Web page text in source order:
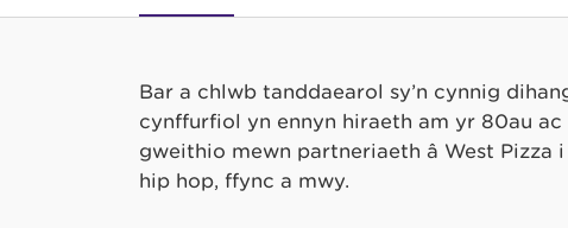
Bar a chlwb tanddaearol sy’n cynnig
cynffurfiol yn ennyn hiraeth am yr 80au
gweithio mewn partneriaeth â West Pizza
hip hop, ffync a mwy.